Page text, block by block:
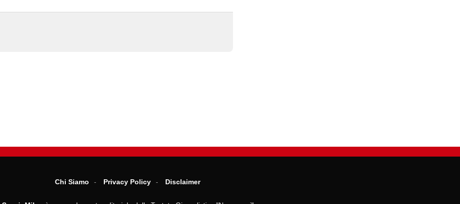
Chi Siamo Privacy Policy Disclaimer